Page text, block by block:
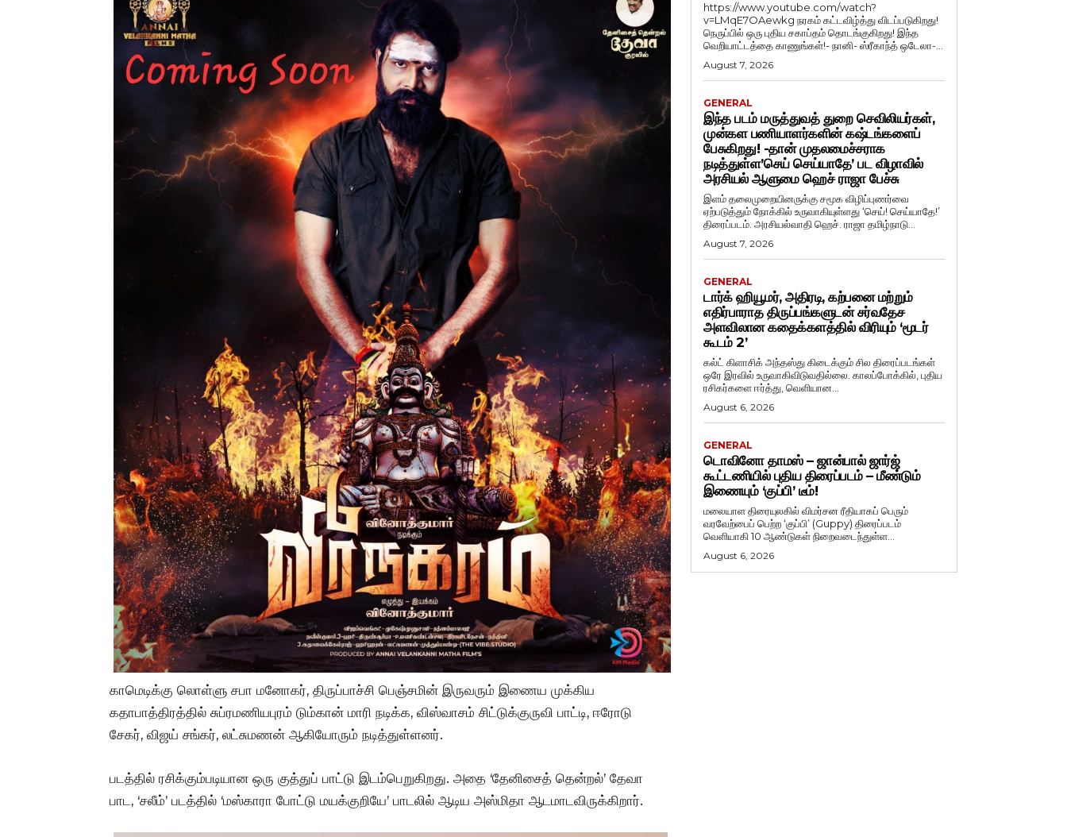
காமெடிக்கு லொள்ளு சபா மனோகர், திருப்பாச்சி பெஞ்சமின் இருவரும் இணைய முக்கிய
கதாபாத்திரத்தில் சுப்ரமணியபுரம் டும்கான் மாரி நடிக்க, விஸ்வாசம் சிட்டுக்குருவி பாட்டி, ஈரோடு
சேகர், விஜய் சங்கர், லட்சுமணன் ஆகியோரும் நடித்துள்ளனர்.
படத்தில் ரசிக்கும்படியான ஒரு குத்துப் பாட்டு இடம்பெறுகிறது. அதை ‘தேனிசைத் தென்றல்’ தேவா
பாட, ‘சலீம்’ படத்தில் ‘மஸ்காரா போட்டு மயக்குறியே’ பாடலில் ஆடிய அஸ்மிதா ஆடமாடவிருக்கிறார்.
https://www.youtube.com/watch?
v=LMqE7OAewkg நரகம் கட்டவிழ்த்து விடப்படுகிறது!
நெருப்பில் ஒரு புதிய சகாப்தம் தொடங்குகிறது! இந்த
வெறியாட்டத்தை காணுங்கள்!- நானி- ஸ்ரீகாந்த் ஒடேலா-...
August 7, 2026
GENERAL
இந்த படம் மருத்துவத் துறை செவிலியர்கள்,
முன்கள பணியாளர்களின் கஷ்டங்களைப்
பேசுகிறது! -தான் முதலமைச்சராக
நடித்துள்ள’செய் செய்யாதே’ பட விழாவில்
அரசியல் ஆளுமை ஹெச் ராஜா பேச்சு
இளம் தலைமுறையினருக்கு சமூக விழிப்புணர்வை
ஏற்படுத்தும் நோக்கில் உருவாகியுள்ளது ‘செய்! செய்யாதே!’
திரைப்படம். அரசியல்வாதி ஹெச். ராஜா தமிழ்நாடு...
August 7, 2026
GENERAL
டார்க் ஹியூமர், அதிரடி, கற்பனை மற்றும்
எதிர்பாராத திருப்பங்களுடன் சர்வதேச
அளவிலான கதைக்களத்தில் விரியும் ‘மூடர்
கூடம் 2’
கல்ட் கிளாசிக் அந்தஸ்து கிடைக்கும் சில திரைப்படங்கள்
ஒரே இரவில் உருவாகிவிடுவதில்லை. காலப்போக்கில், புதிய
ரசிகர்களை ஈர்த்து, வெளியான...
August 6, 2026
GENERAL
டொவினோ தாமஸ் – ஜான்பால் ஜார்ஜ்
கூட்டணியில் புதிய திரைப்படம் – மீண்டும்
இணையும் ‘குப்பி’ டீம்!
மலையாள திரையுலகில் விமர்சன ரீதியாகப் பெரும்
வரவேற்பைப் பெற்ற ‘குப்பி’ (Guppy) திரைப்படம்
வெளியாகி 10 ஆண்டுகள் நிறைவடைந்துள்ள...
August 6, 2026